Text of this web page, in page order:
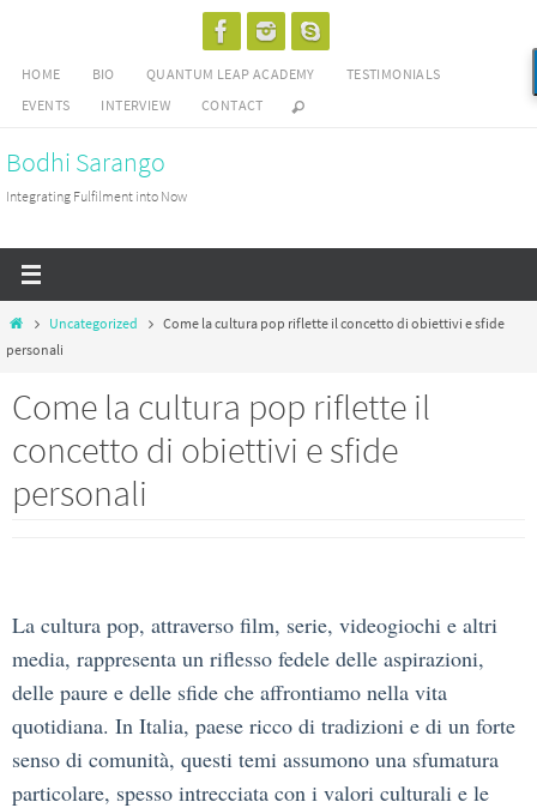
content
HOME BIO QUANTUM LEAP ACADEMY
TESTIMONIALS
EVENTS
INTERVIEW CONTACT
Bodhi Sarango
Integrating Fulfilment into Now
HomeUncategorized
Come la cultura pop riflette il concetto di obiettivi e sfide
personali
Come la cultura pop riflette il
concetto di obiettivi e sfide
personali
La cultura pop, attraverso film, serie, videogiochi e altri
media, rappresenta un riflesso fedele delle aspirazioni,
delle paure e delle sfide che affrontiamo nella vita
quotidiana. In Italia, paese ricco di tradizioni e di un forte
senso di comunità, questi temi assumono una sfumatura
particolare, spesso intrecciata con i valori culturali e le